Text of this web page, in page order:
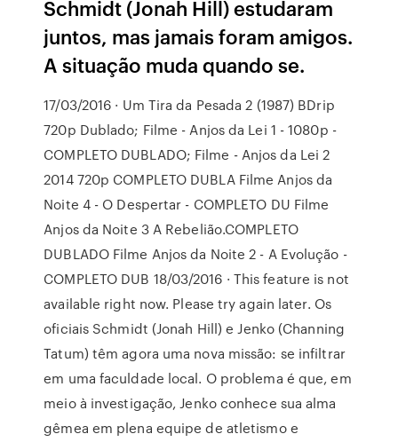
Schmidt (Jonah Hill) estudaram
juntos, mas jamais foram amigos.
A situação muda quando se.
17/03/2016 · Um Tira da Pesada 2 (1987) BDrip
720p Dublado; Filme - Anjos da Lei 1 - 1080p -
COMPLETO DUBLADO; Filme - Anjos da Lei 2
2014 720p COMPLETO DUBLA Filme Anjos da
Noite 4 - O Despertar - COMPLETO DU Filme
Anjos da Noite 3 A Rebelião.COMPLETO
DUBLADO Filme Anjos da Noite 2 - A Evolução -
COMPLETO DUB 18/03/2016 · This feature is not
available right now. Please try again later. Os
oficiais Schmidt (Jonah Hill) e Jenko (Channing
Tatum) têm agora uma nova missão: se infiltrar
em uma faculdade local. O problema é que, em
meio à investigação, Jenko conhece sua alma
gêmea em plena equipe de atletismo e